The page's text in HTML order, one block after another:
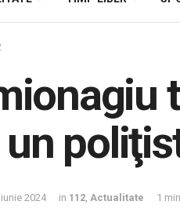
2024 in 112, Actualitate 1 min